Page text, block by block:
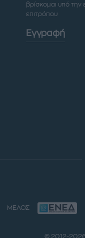
βρίσκομαι υπό
επιτρόπου
Εγγραφή
ΜΕΛΟΣ
© 2012-